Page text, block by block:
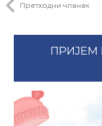
Претходни чланак
ПРИЈЕМ